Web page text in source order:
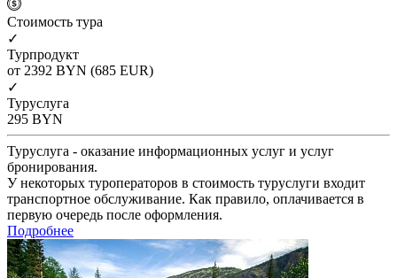
Cтоимость тура
✓
Турпродукт
от 2392 BYN (685 EUR)
✓
Туруслуга
295 BYN
Туруслуга - оказание информационных услуг и услуг
бронирования.
У некоторых туроператоров в стоимость туруслуги входит
транспортное обслуживание. Как правило, оплачивается в
первую очередь после оформления.
Подробнее